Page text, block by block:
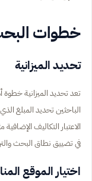
خطوات
تحديد الميزانية
تعد تحديد الميزانية
الباحثين تحديد المبلغ
الاعتبار التكاليف
في تضييق نطاق البحث
اختيار الموقع